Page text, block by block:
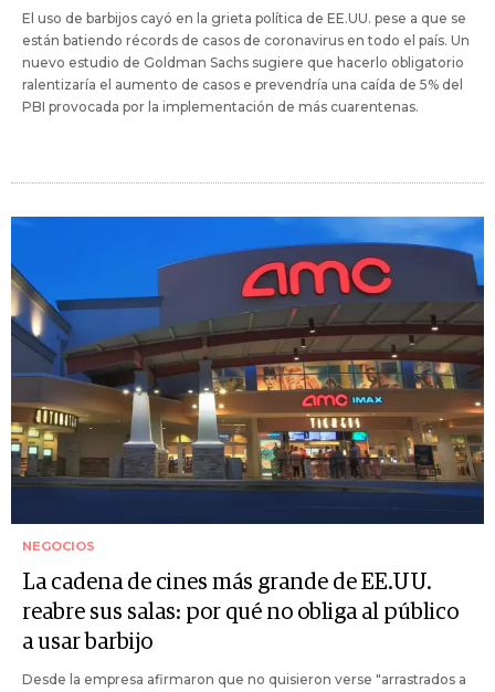
El uso de barbijos cayó en la grieta política de EE.UU. pese a que se
están batiendo récords de casos de coronavirus en todo el país. Un
nuevo estudio de Goldman Sachs sugiere que hacerlo obligatorio
ralentizaría el aumento de casos e prevendría una caída de 5% del
PBI provocada por la implementación de más cuarentenas.
NEGOCIOS
La cadena de cines más grande de EE.UU.
reabre sus salas: por qué no obliga al público
a usar barbijo
Desde la empresa afirmaron que no quisieron verse "arrastrados a